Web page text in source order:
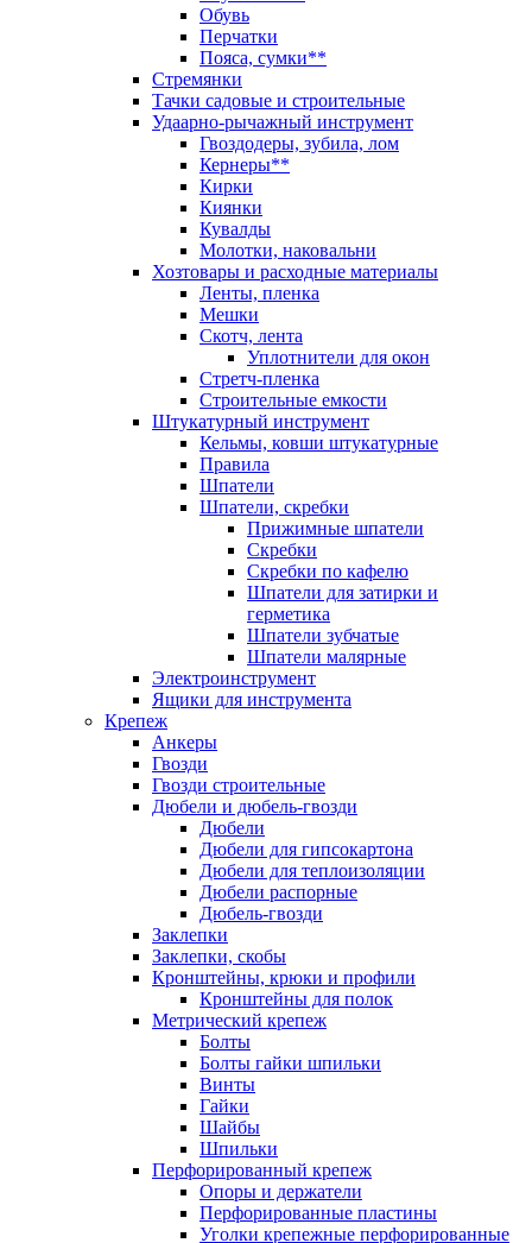
Обувь
Перчатки
Пояса, сумки**
Стремянки
Тачки садовые и строительные
Удаарно-рычажный инструмент
Гвоздодеры, зубила, лом
Кернеры**
Кирки
Киянки
Кувалды
Молотки, наковальни
Хозтовары и расходные материалы
Ленты, пленка
Мешки
Скотч, лента
Уплотнители для окон
Стретч-пленка
Строительные емкости
Штукатурный инструмент
Кельмы, ковши штукатурные
Правила
Шпатели
Шпатели, скребки
Прижимные шпатели
Скребки
Скребки по кафелю
Шпатели для затирки и
герметика
Шпатели зубчатые
Шпатели малярные
Электроинструмент
Ящики для инструмента
Крепеж
Анкеры
Гвозди
Гвозди строительные
Дюбели и дюбель-гвозди
Дюбели
Дюбели для гипсокартона
Дюбели для теплоизоляции
Дюбели распорные
Дюбель-гвозди
Заклепки
Заклепки, скобы
Кронштейны, крюки и профили
Кронштейны для полок
Метрический крепеж
Болты
Болты гайки шпильки
Винты
Гайки
Шайбы
Шпильки
Перфорированный крепеж
Опоры и держатели
Перфорированные пластины
Уголки крепежные перфорированные